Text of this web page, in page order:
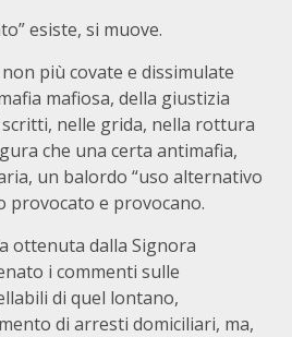
esiste, si muove.
più covate e dissimulate
mafiosa, della giustizia
nelle grida, nella rottura
che una certa antimafia,
un balordo “uso alternativo
provocato e provocano.
ottenuta dalla Signora
i commenti sulle
di quel lontano,
di arresti domiciliari, ma,